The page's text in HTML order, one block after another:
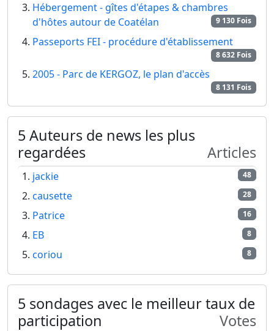
Hébergement - gîtes d'étapes & chambres
d'hôtes autour de Coatélan
9 130 Fois
Passeports FEI - procédure d'établissement
8 632 Fois
2005 - Parc de KERGOZ, le plan d'accès
8 131 Fois
5 Auteurs de news les plus
regardées
Articles
jackie 48
causette 28
Patrice 16
EB 8
coriou 8
5 sondages avec le meilleur taux de
participation
Votes